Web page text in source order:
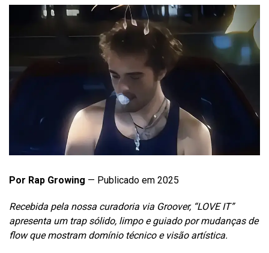
Por Rap Growing — Publicado em 2025
Recebida pela nossa curadoria via Groover, “LOVE IT”
apresenta um trap sólido, limpo e guiado por mudanças de
flow que mostram domínio técnico e visão artística.